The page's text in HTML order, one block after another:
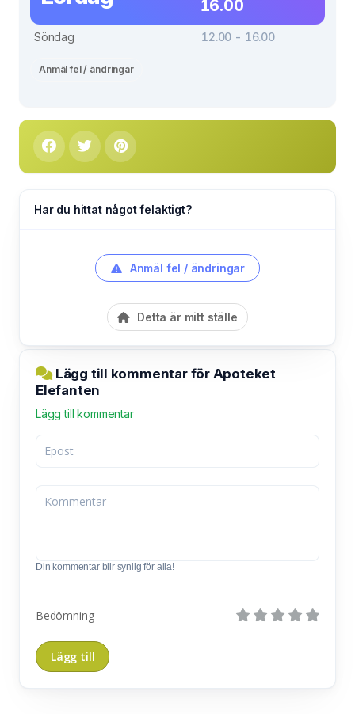
16.00
Söndag 12.00 - 16.00
Anmäl fel / ändringar
Har du hittat något felaktigt?
Anmäl fel / ändringar
Detta är mitt ställe
Lägg till kommentar för Apoteket
Elefanten
Lägg till kommentar
Din kommentar blir synlig för alla!
Bedömning